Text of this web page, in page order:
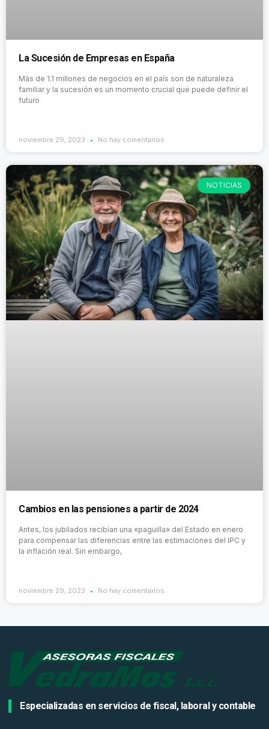
La Sucesión de Empresas en España
Más de 1.1 millones de negocios en el país son de naturaleza
familiar y la sucesión es un momento crucial que puede definir el
futuro
noviembre 29, 2023 No hay comentarios
NOTICIAS
Cambios en las pensiones a partir de 2024
Antes, los jubilados recibían una «paguilla» del Estado en enero
para compensar las diferencias entre las estimaciones del IPC y
la inflación real. Sin embargo,
noviembre 29, 2023 No hay comentarios
Especializadas en servicios de fiscal, laboral y contable